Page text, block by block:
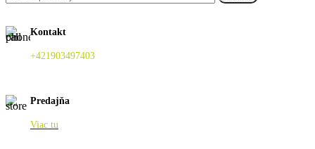
Kontakt
+421903497403
Predajňa
Viac tu